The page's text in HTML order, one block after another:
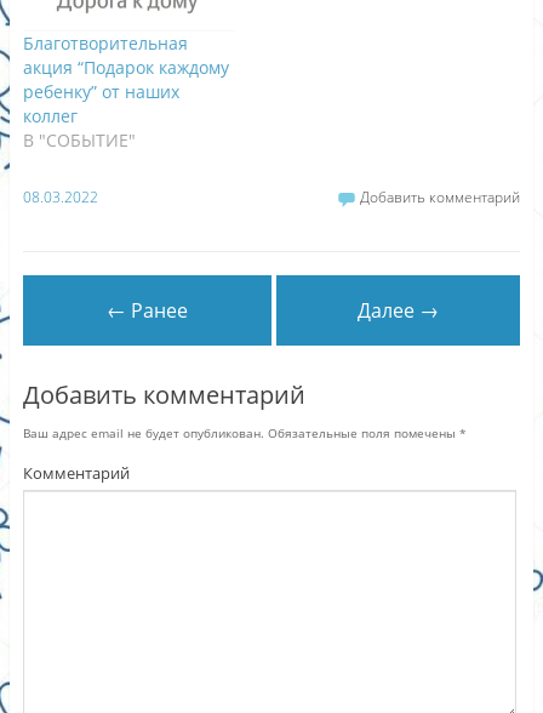
Благотворительная
акция “Подарок каждому
ребенку” от наших
коллег
В "СОБЫТИЕ"
08.03.2022 Добавить комментарий
← Ранее Далее →
Добавить комментарий
Ваш адрес email не будет опубликован. Обязательные поля помечены *
Комментарий